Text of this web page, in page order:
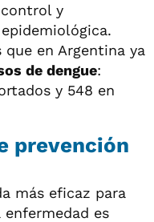
y
en Argentina ya
de dengue:
y 548 en
prevención
más eficaz para
es